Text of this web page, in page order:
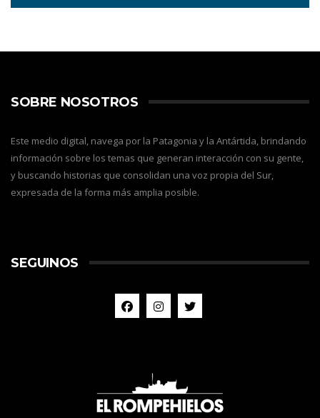
SOBRE NOSOTROS
Este medio digital, navega por la Patagonia y la Antártida, brindando
información sobre los temas que generan interacción con su gente,
y buscando historias que consolidan una voz propia del Sur,
expresada de la forma más amplia posible.
SEGUINOS